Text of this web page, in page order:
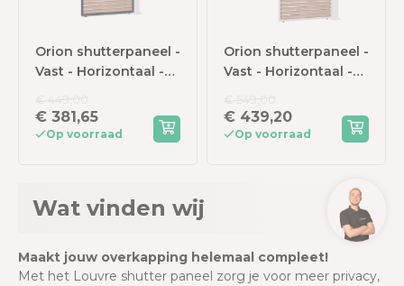
Orion shutterpaneel -
Vast - Horizontaal -
zijkant -
Antraciet/Wood
€ 381,65
Op voorraad
Orion shutterpaneel -
Vast - Horizontaal -
meter zijkant -
Wit/wood
€ 439,20
Op voorraad
Wat vinden wij
Maakt jouw overkapping helemaal compleet!
Met het Louvre shutter paneel zorg je voor meer privacy,